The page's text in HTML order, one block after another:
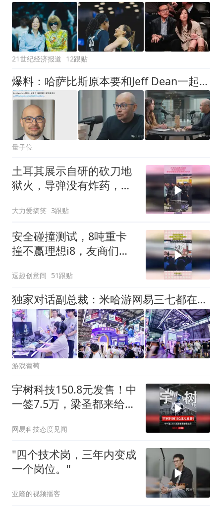
21世纪经济报道 12跟贴
爆料：哈萨比斯原本要和Jeff Dean一起走！
量子位
土耳其展示自研的砍刀地
狱火，导弹没有炸药，利
大力爱搞笑 3跟贴
安全碰撞测试，8吨重卡
撞不赢理想i8，友商们震
逗趣创意间 51跟贴
独家对话副总裁：米哈游网易三七都在用，游戏圈幕后AI大佬现身
游戏葡萄
宇树科技150.8元发售！中
一签7.5万，梁圣都来给他
网易科技态度见闻
"四个技术岗，三年内变成
一个岗位。"
亚隆的视频播客